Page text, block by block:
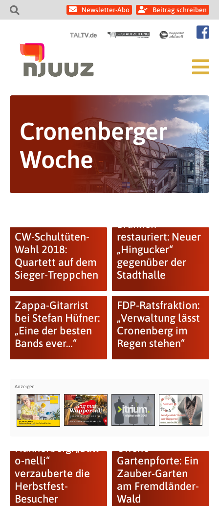
Newsletter-Abo Beitrag schreiben
Cronenberger
Woche
CW-Schultüten-
Wahl 2018:
Quartett auf dem
Sieger-Treppchen
restauriert: Neuer
„Hingucker“
gegenüber der
Stadthalle
Zappa-Gitarrist
bei Stefan Hüfner:
„Eine der besten
Bands ever…“
FDP-Ratsfraktion:
„Verwaltung lässt
Cronenberg im
Regen stehen“
Hahnerberg: „Ball-
o-nelli“
verzauberte die
Herbstfest-
Besucher
Offene
Gartenpforte: Ein
Zauber-Garten
am Fremdländer-
Wald